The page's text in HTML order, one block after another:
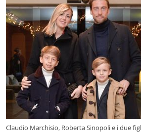
Claudio Marchisio, Roberta Sinopoli e i due